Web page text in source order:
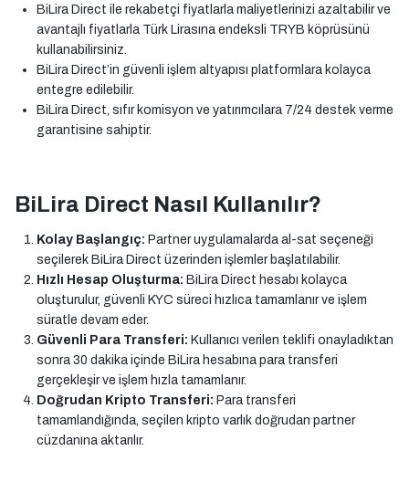
BiLira Direct ile rekabetçi fiyatlarla maliyetlerinizi azaltabilir ve
avantajlı fiyatlarla Türk Lirasına endeksli TRYB köprüsünü
kullanabilirsiniz.
BiLira Direct’in güvenli işlem altyapısı platformlara kolayca
entegre edilebilir.
BiLira Direct, sıfır komisyon ve yatırımcılara 7/24 destek verme
garantisine sahiptir.
BiLira Direct Nasıl Kullanılır?
Kolay Başlangıç: Partner uygulamalarda al-sat seçeneği
seçilerek BiLira Direct üzerinden işlemler başlatılabilir.
Hızlı Hesap Oluşturma: BiLira Direct hesabı kolayca
oluşturulur, güvenli KYC süreci hızlıca tamamlanır ve işlem
süratle devam eder.
Güvenli Para Transferi: Kullanıcı verilen teklifi onayladıktan
sonra 30 dakika içinde BiLira hesabına para transferi
gerçekleşir ve işlem hızla tamamlanır.
Doğrudan Kripto Transferi: Para transferi
tamamlandığında, seçilen kripto varlık doğrudan partner
cüzdanına aktarılır.